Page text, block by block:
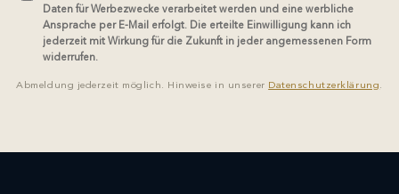
Daten für Werbezwecke verarbeitet werden und eine werbliche
Ansprache per E-Mail erfolgt. Die erteilte Einwilligung kann ich
jederzeit mit Wirkung für die Zukunft in jeder angemessenen Form
widerrufen.
Abmeldung jederzeit möglich. Hinweise in unserer Datenschutzerklärung.